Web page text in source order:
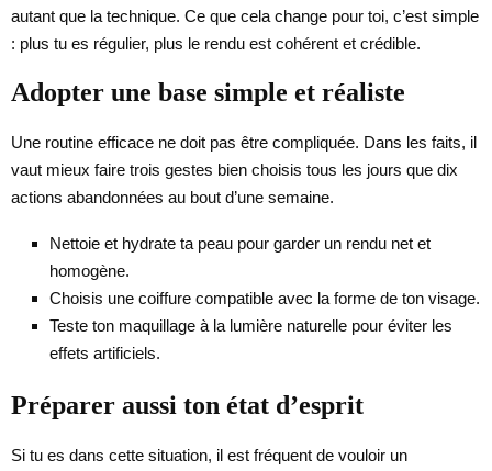
autant que la technique. Ce que cela change pour toi, c’est simple
: plus tu es régulier, plus le rendu est cohérent et crédible.
Adopter une base simple et réaliste
Une routine efficace ne doit pas être compliquée. Dans les faits, il
vaut mieux faire trois gestes bien choisis tous les jours que dix
actions abandonnées au bout d’une semaine.
Nettoie et hydrate ta peau pour garder un rendu net et
homogène.
Choisis une coiffure compatible avec la forme de ton visage.
Teste ton maquillage à la lumière naturelle pour éviter les
effets artificiels.
Préparer aussi ton état d’esprit
Si tu es dans cette situation, il est fréquent de vouloir un